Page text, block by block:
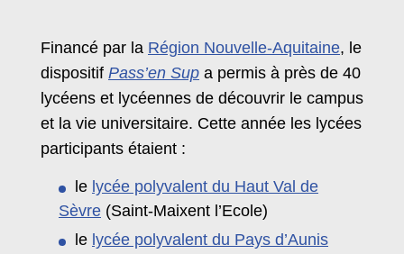
Financé par la Région Nouvelle-Aquitaine, le
dispositif Pass’en Sup a permis à près de 40
lycéens et lycéennes de découvrir le campus
et la vie universitaire. Cette année les lycées
participants étaient :
le lycée polyvalent du Haut Val de
Sèvre (Saint-Maixent l’Ecole)
le lycée polyvalent du Pays d’Aunis